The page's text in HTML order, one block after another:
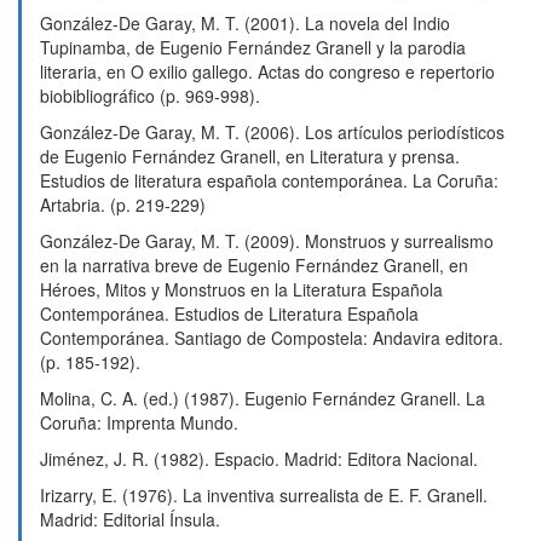
González-De Garay, M. T. (2001). La novela del Indio
Tupinamba, de Eugenio Fernández Granell y la parodia
literaria, en O exilio gallego. Actas do congreso e repertorio
biobibliográfico (p. 969-998).
González-De Garay, M. T. (2006). Los artículos periodísticos
de Eugenio Fernández Granell, en Literatura y prensa.
Estudios de literatura española contemporánea. La Coruña:
Artabria. (p. 219-229)
González-De Garay, M. T. (2009). Monstruos y surrealismo
en la narrativa breve de Eugenio Fernández Granell, en
Héroes, Mitos y Monstruos en la Literatura Española
Contemporánea. Estudios de Literatura Española
Contemporánea. Santiago de Compostela: Andavira editora.
(p. 185-192).
Molina, C. A. (ed.) (1987). Eugenio Fernández Granell. La
Coruña: Imprenta Mundo.
Jiménez, J. R. (1982). Espacio. Madrid: Editora Nacional.
Irizarry, E. (1976). La inventiva surrealista de E. F. Granell.
Madrid: Editorial Ínsula.